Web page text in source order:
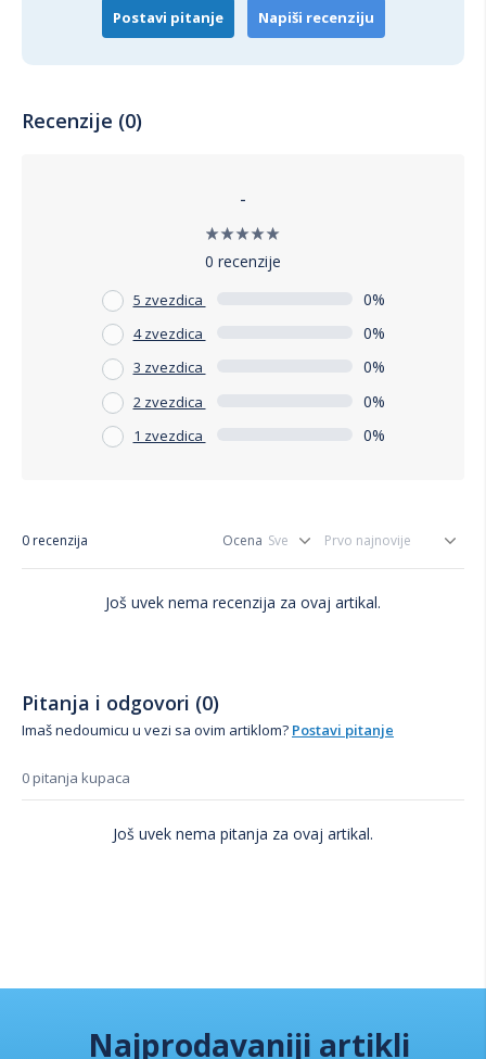
Postavi pitanje Napiši recenziju
Recenzije (0)
-
0 recenzije
5 zvezdica 0%
4 zvezdica 0%
3 zvezdica 0%
2 zvezdica 0%
1 zvezdica 0%
0 recenzija Ocena
Još uvek nema recenzija za ovaj artikal.
Pitanja i odgovori (0)
Imaš nedoumicu u vezi sa ovim artiklom? Postavi pitanje
0 pitanja kupaca
Još uvek nema pitanja za ovaj artikal.
Najprodavaniji artikli